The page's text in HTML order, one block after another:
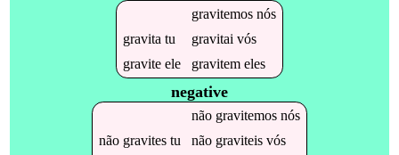
gravitemosnós
gravita tu gravitai vós
graviteele gravitemeles
negative
não gravitemosnós
não gravitestu não graviteisvós